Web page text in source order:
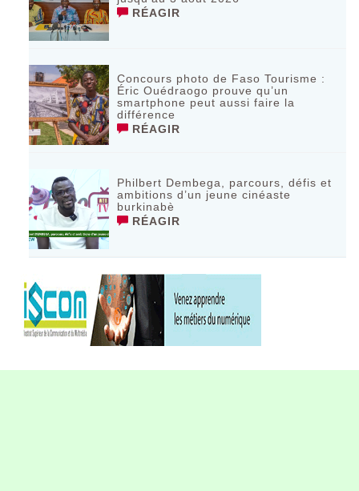
RÉAGIR
Concours photo de Faso Tourisme :
Éric Ouédraogo prouve qu’un
smartphone peut aussi faire la
différence
RÉAGIR
Philbert Dembega, parcours, défis et
ambitions d’un jeune cinéaste
burkinabè
RÉAGIR